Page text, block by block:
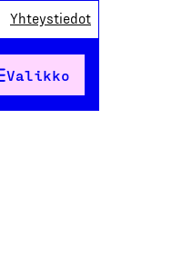
Yhteystiedot
Valikko